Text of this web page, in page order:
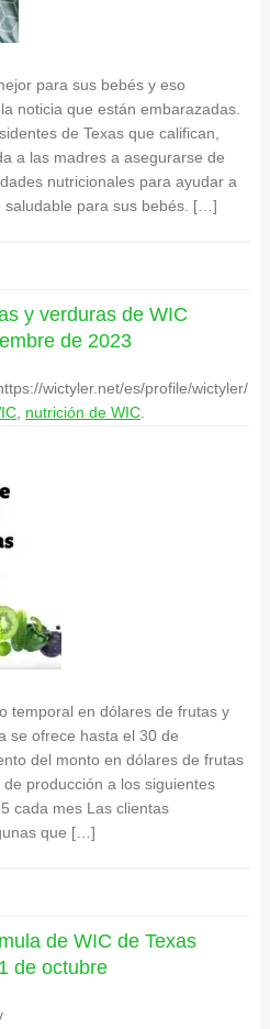
para sus bebés y eso
noticia que están embarazadas.
de Texas que califican,
a las madres a asegurarse de
nutricionales para ayudar a
saludable para sus bebés. […]
y verduras de WIC
de 2023
wictyler.net/es/profile/wictyler/
, nutrición de WIC.
temporal en dólares de frutas y
se ofrece hasta el 30 de
del monto en dólares de frutas
producción a los siguientes
cada mes Las clientas
que […]
de WIC de Texas
de octubre